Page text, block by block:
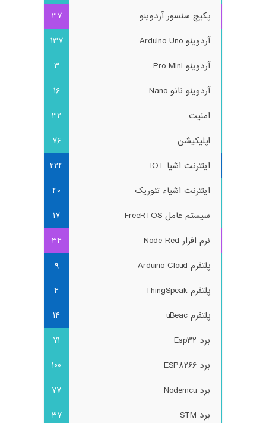
پکیج سنسور آردوینو
37
آردوینو Arduino Uno
137
آردوینو Pro Mini
3
آردوینو نانو Nano
16
امنیت
32
اپلیکیشن
76
اینترنت اشیا IOT
224
اینترنت اشیاء تئوریک
40
سیستم عامل FreeRTOS
17
نرم افزار Node Red
34
پلتفرم Arduino Cloud
9
پلتفرم ThingSpeak
4
پلتفرم uBeac
14
برد Esp32
71
برد ESP8266
100
برد Nodemcu
77
برد STM
37